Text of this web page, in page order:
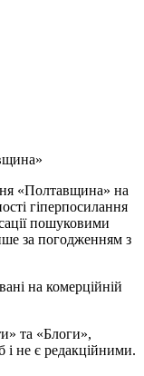
«Полтавщина» на
гіперпосилання
пошуковими
за погодженням з
на комерційній
та «Блоги»,
і не є редакційними.